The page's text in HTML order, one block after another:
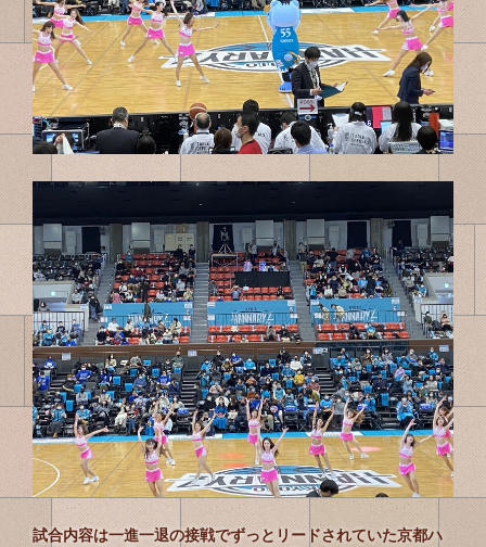
試合内容は一進一退の接戦でずっとリードされていた京都ハ